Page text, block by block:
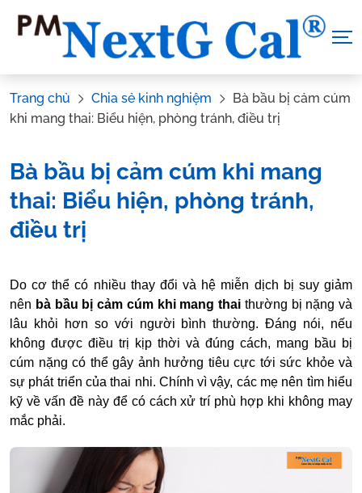
Trang chủ Chia sẻ kinh nghiệm
Bà bầu bị cảm cúm
khi mang thai: Biểu hiện, phòng tránh, điều trị
Bà bầu bị cảm cúm khi mang
thai: Biểu hiện, phòng tránh,
điều trị
Tác Giả: Nguyễn Thị Hiền Tham vấn y khoa: Dược sĩ Vũ
Thị Hậu
Do cơ thể có nhiều thay đổi và hệ miễn dịch bị suy giảm
nên bà bầu bị cảm cúm khi mang thai thường bị nặng và
lâu khỏi hơn so với người bình thường. Đáng nói, nếu
không được điều trị kịp thời và đúng cách, mang bầu bị
cúm nặng có thể gây ảnh hưởng tiêu cực tới sức khỏe và
sự phát triển của thai nhi. Chính vì vậy, các mẹ nên tìm hiểu
kỹ về vấn đề này để có cách xử trí phù hợp khi không may
mắc phải.